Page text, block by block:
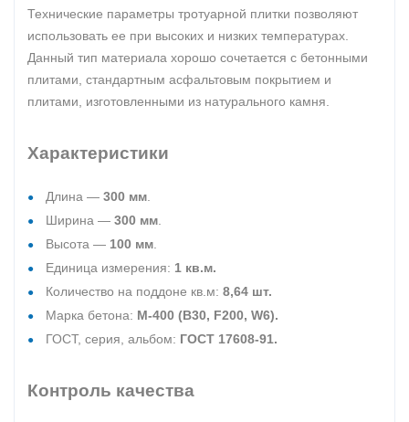
Технические параметры тротуарной плитки позволяют
использовать ее при высоких и низких температурах.
Данный тип материала хорошо сочетается с бетонными
плитами, стандартным асфальтовым покрытием и
плитами, изготовленными из натурального камня.
Характеристики
Длина — 300 мм
Ширина — 300 мм
Высота — 100 мм
Единица измерения: 1 кв.м.
Количество на поддоне кв.м: 8,64 шт.
Марка бетона: М-400 (В30, F200, W6).
ГОСТ, серия, альбом: ГОСТ 17608-91.
Контроль качества